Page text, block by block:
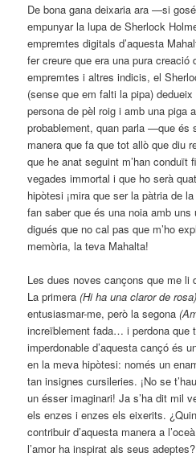
De bona gana deixaria ara —si
empunyar la lupa de Sherlock
empremtes digitals d’aquesta
fer creure que era una pura
empremtes i altres indicis, el
(sense que em falti la pipa) dedueix
persona de pèl roig i amb una piga
probablement, quan parla —que és
manera que fa que tot allò que diu
que he anat seguint m’han conduït
vegades immortal i que ho serà
hipòtesi ¡mira que ser la pàtria de
fan saber que és una noia amb
digués que no cal pas que m’ho
memòria, la teva Mahalta!
Les dues noves cançons que me li
La primera(Hi ha una claror de rosa)
entusiasmar-me, però la segona
increïblement fada… i perdona que
imperdonable d’aquesta cançó és
en la meva hipòtesi: només un
tan insignes cursileries. ¡No se
un ésser imaginari! Ja s’ha dit mil
els enzes i enzes els eixerits.
contribuir d’aquesta manera a
l’amor ha inspirat als seus adeptes?